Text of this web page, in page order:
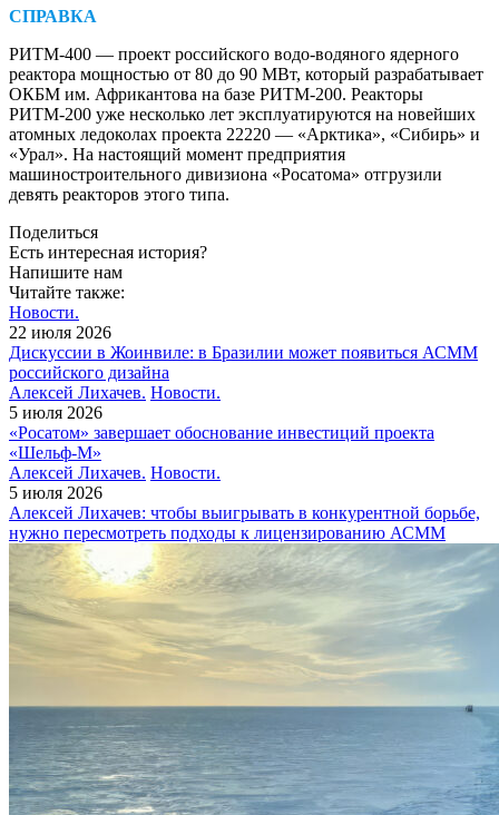
СПРАВКА
РИТМ-400 — проект российского водо-водяного ядерного
реактора мощностью от 80 до 90 МВт, который разрабатывает
ОКБМ им. Африкантова на базе РИТМ-200. Реакторы
РИТМ-200 уже несколько лет эксплуатируются на новейших
атомных ледоколах проекта 22220 — «Арктика», «Сибирь» и
«Урал». На настоящий момент предприятия
машиностроительного дивизиона «Росатома» отгрузили
девять реакторов этого типа.
Поделиться
Есть интересная история?
Напишите нам
Читайте также:
Новости.
22 июля 2026
Дискуссии в Жоинвиле: в Бразилии может появиться АСММ
российского дизайна
Алексей Лихачев. Новости.
5 июля 2026
«Росатом» завершает обоснование инвестиций проекта
«Шельф-М»
Алексей Лихачев. Новости.
5 июля 2026
Алексей Лихачев: чтобы выигрывать в конкурентной борьбе,
нужно пересмотреть подходы к лицензированию АСММ